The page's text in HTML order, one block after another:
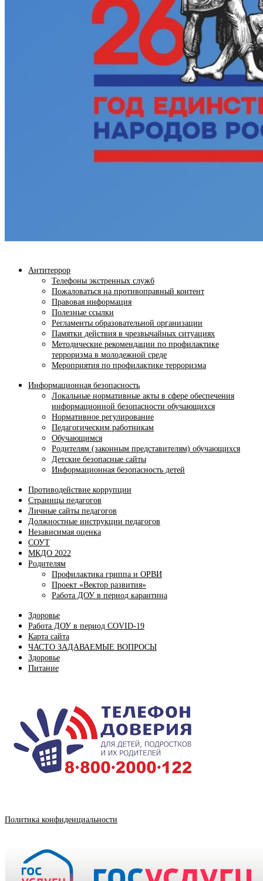
Антитеррор
Телефоны экстренных служб
Пожаловаться на противоправный контент
Правовая информация
Полезные ссылки
Регламенты образовательной организации
Памятки действия в чрезвычайных ситуациях
Методические рекомендации по профилактике
терроризма в молодежной среде
Мероприятия по профилактике терроризма
Информационная безопасность
Локальные нормативные акты в сфере обеспечения
информационной безопасности обучающихся
Нормативное регулирование
Педагогическим работникам
Обучающимся
Родителям (законным представителям) обучающихся
Детские безопасные сайты
Информационная безопасность детей
Противодействие коррупции
Страницы педагогов
Личные сайты педагогов
Должностные инструкции педагогов
Независимая оценка
СОУТ
МКДО 2022
Родителям
Профилактика гриппа и ОРВИ
Проект «Вектор развития»
Работа ДОУ в период карантина
Здоровье
Работа ДОУ в период COVID-19
Карта сайта
ЧАСТО ЗАДАВАЕМЫЕ ВОПРОСЫ
Здоровье
Питание
Политика конфиденциальности